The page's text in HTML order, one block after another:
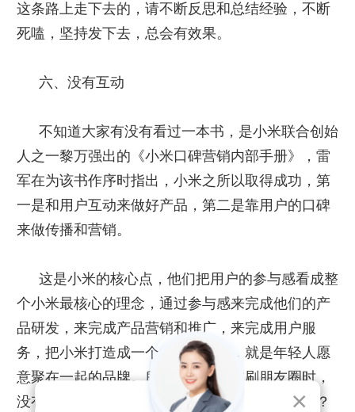
这条路上走下去的，请不断反思和总结经验，不断
死嗑，坚持发下去，总会有效果。
六、没有互动
不知道大家有没有看过一本书，是小米联合创始
人之一黎万强出的《小米口碑营销内部手册》，雷
军在为该书作序时指出，小米之所以取得成功，第
一是和用户互动来做好产品，第二是靠用户的口碑
来做传播和营销。
这是小米的核心点，他们把用户的参与感看成整
个小米最核心的理念，通过参与感来完成他们的产
品研发，来完成产品营销和推广，来完成用户服
务，把小米打造成一个很酷的品牌，就是年轻人愿
意聚在一起的品牌。所以，如果你在刷朋友圈时，
没有想过互动，那你的顾客怎么会想到与你交流？